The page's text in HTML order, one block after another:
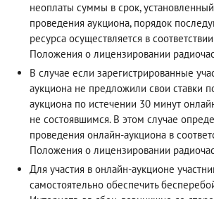
неоплаты суммы в срок,
проведения аукциона, порядок
ресурса осуществляется в
Положения о лицензировании
В случае если зарегистрированные
аукциона не предложили свои ставки
аукциона по истечении 30 минут
не состоявшимся. В этом случае
проведения онлайн-аукциона в
Положения о лицензировании
Для участия в онлайн-аукционе
самостоятельно обеспечить